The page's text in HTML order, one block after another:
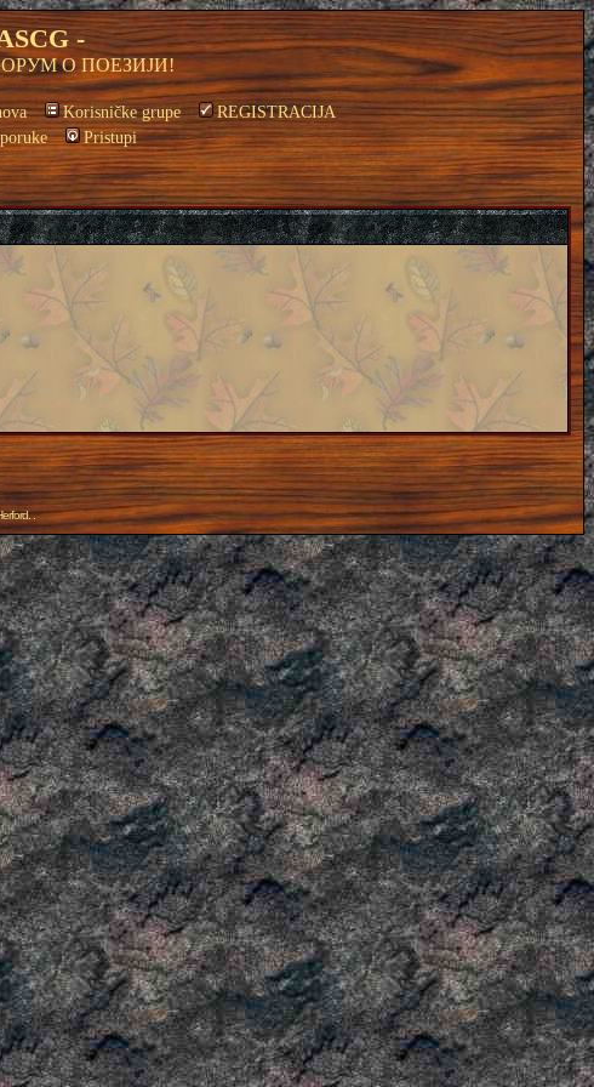
-
О ПОЕЗИЈИ!
Korisničke grupe
REGISTRACIJA
Pristupi
. .